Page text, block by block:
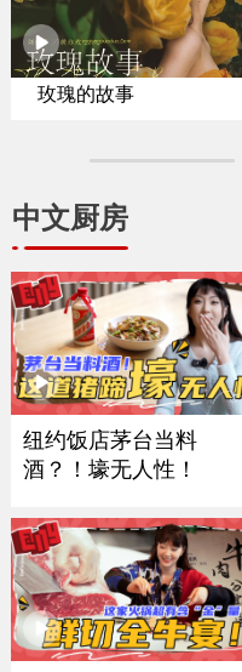
玫瑰的故事
中文厨房
纽约饭店茅台当料
酒？！壕无人性！